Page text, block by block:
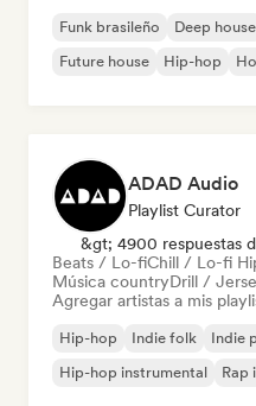
Funk brasileño Deep house
Future house
Hip-hop
ADAD Audio
Playlist Curator
&gt; 4900 respuestas
Beats / Lo-fiChill / Lo-fi
Música countryDrill /
Agregar artistas a mis
Hip-hop Indie folk Indie
Hip-hop instrumental
Rap